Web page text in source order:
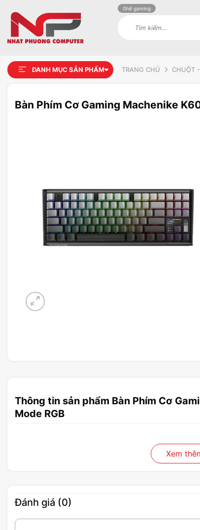
Ghế gaming
DANH MỤC SẢN PHẨM TRANG CHỦ CHUỘT
Bàn Phím Cơ Gaming Machenike
Thông tin sản phẩm Bàn Phím Cơ
Mode RGB
Xem
Đánh giá (0)